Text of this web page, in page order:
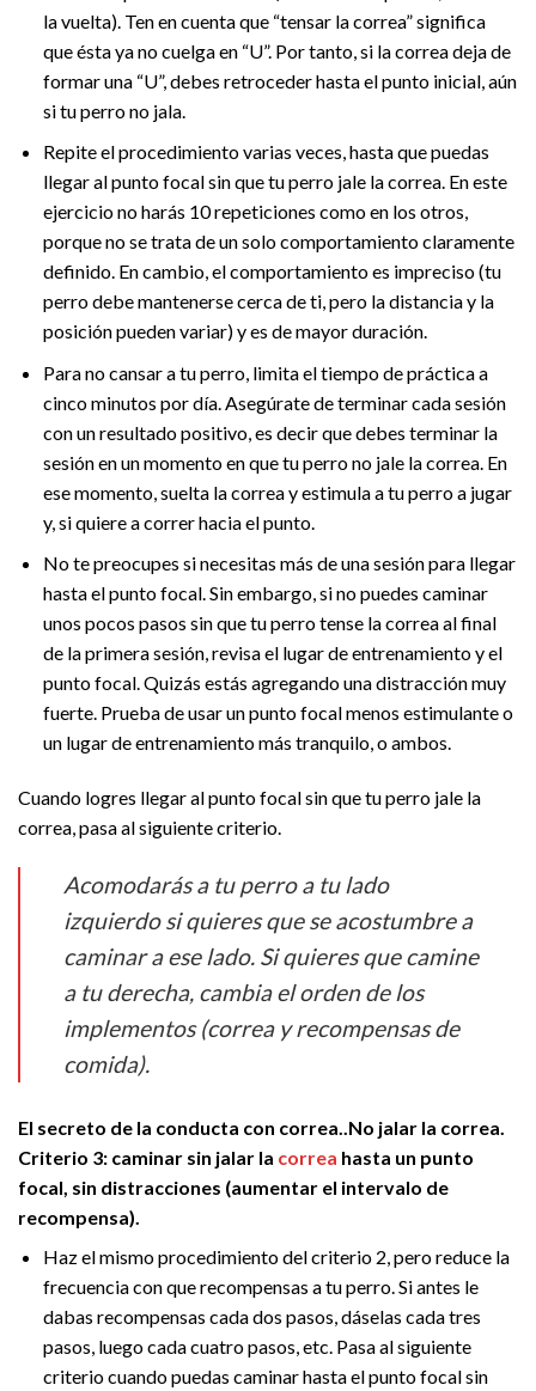
la vuelta). Ten en cuenta que “tensar la correa” significa
que ésta ya no cuelga en “U”. Por tanto, si la correa deja de
formar una “U”, debes retroceder hasta el punto inicial, aún
si tu perro no jala.
Repite el procedimiento varias veces, hasta que puedas
llegar al punto focal sin que tu perro jale la correa. En este
ejercicio no harás 10 repeticiones como en los otros,
porque no se trata de un solo comportamiento claramente
definido. En cambio, el comportamiento es impreciso (tu
perro debe mantenerse cerca de ti, pero la distancia y la
posición pueden variar) y es de mayor duración.
Para no cansar a tu perro, limita el tiempo de práctica a
cinco minutos por día. Asegúrate de terminar cada sesión
con un resultado positivo, es decir que debes terminar la
sesión en un momento en que tu perro no jale la correa. En
ese momento, suelta la correa y estimula a tu perro a jugar
y, si quiere a correr hacia el punto.
No te preocupes si necesitas más de una sesión para llegar
hasta el punto focal. Sin embargo, si no puedes caminar
unos pocos pasos sin que tu perro tense la correa al final
de la primera sesión, revisa el lugar de entrenamiento y el
punto focal. Quizás estás agregando una distracción muy
fuerte. Prueba de usar un punto focal menos estimulante o
un lugar de entrenamiento más tranquilo, o ambos.
Cuando logres llegar al punto focal sin que tu perro jale la
correa, pasa al siguiente criterio.
Acomodarás a tu perro a tu lado
izquierdo si quieres que se acostumbre a
caminar a ese lado. Si quieres que camine
a tu derecha, cambia el orden de los
implementos (correa y recompensas de
comida).
El secreto de la conducta con correa..No jalar la correa.
Criterio 3: caminar sin jalar la correa hasta un punto
focal, sin distracciones (aumentar el intervalo de
recompensa).
Haz el mismo procedimiento del criterio 2, pero reduce la
frecuencia con que recompensas a tu perro. Si antes le
dabas recompensas cada dos pasos, dáselas cada tres
pasos, luego cada cuatro pasos, etc. Pasa al siguiente
criterio cuando puedas caminar hasta el punto focal sin